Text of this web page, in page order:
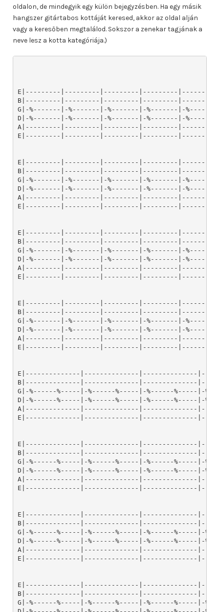
oldalon, de mindegyik egy külön bejegyzésben. Ha egy másik
hangszer gitártabos kottáját keresed, akkor az oldal alján
vagy a keresőben megtalálod. Sokszor a zenekar tagjának a
neve lesz a kotta kategóriája.)